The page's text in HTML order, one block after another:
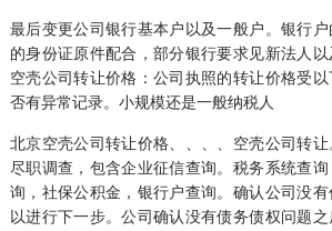
最后变更公司银行基本户以及一般户。银行
的身份证原件配合，部分银行要求见新法人
空壳公司转让价格：公司执照的转让价格受
否有异常记录。小规模还是一般纳税人
北京空壳公司转让价格、、、、空壳公司转
尽职调查，包含企业征信查询。税务系统查
询，社保公积金，银行户查询。确认公司没
以进行下一步。公司确认没有债务债权问题